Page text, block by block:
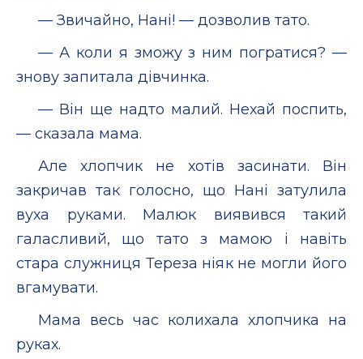
— Звичайно, Нані! — дозволив тато.
— А коли я зможу з ним погратися? —
знову запитала дівчинка.
— Він ще надто малий. Нехай поспить,
— сказала мама.
Але хлопчик не хотів засинати. Він
закричав так голосно, що Нані затулила
вуха руками. Малюк виявився такий
галасливий, що тато з мамою і навіть
стара служниця Тереза ніяк не могли його
вгамувати.
Мама весь час колихала хлопчика на
руках.